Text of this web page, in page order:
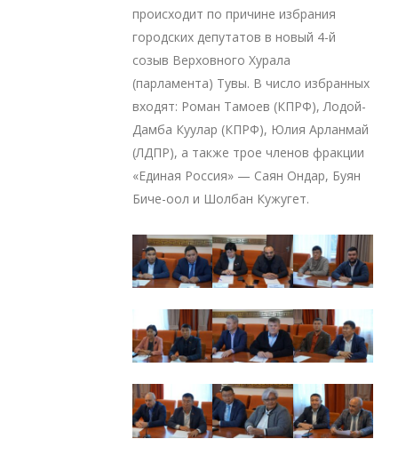
происходит по причине избрания
городских депутатов в новый 4-й
созыв Верховного Хурала
(парламента) Тувы. В число избранных
входят: Роман Тамоев (КПРФ), Лодой-
Дамба Куулар (КПРФ), Юлия Арланмай
(ЛДПР), а также трое членов фракции
«Единая Россия» — Саян Ондар, Буян
Биче-оол и Шолбан Кужугет.